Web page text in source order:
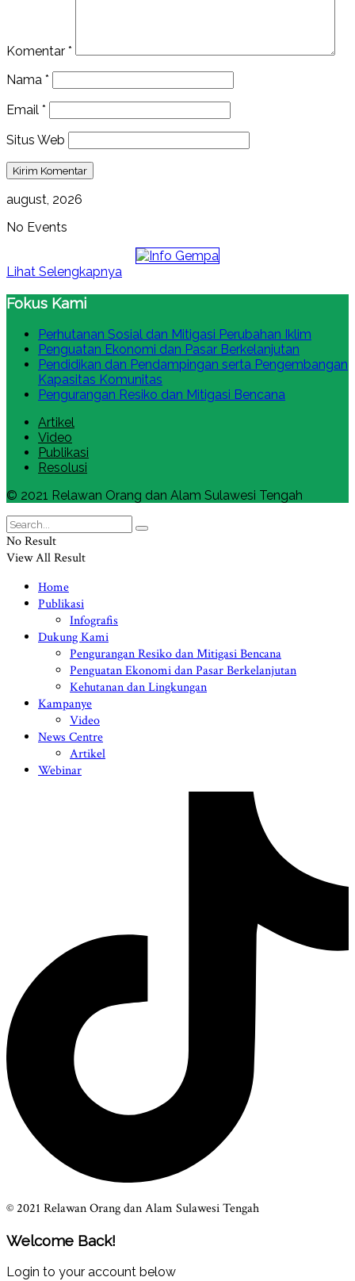
Komentar *
Nama *
Email *
Situs Web
august, 2026
No Events
Lihat Selengkapnya
Fokus Kami
Perhutanan Sosial dan Mitigasi Perubahan Iklim
Penguatan Ekonomi dan Pasar Berkelanjutan
Pendidikan dan Pendampingan serta Pengembangan
Kapasitas Komunitas
Pengurangan Resiko dan Mitigasi Bencana
Artikel
Video
Publikasi
Resolusi
© 2021 Relawan Orang dan Alam Sulawesi Tengah
No Result
View All Result
Home
Publikasi
Infografis
Dukung Kami
Pengurangan Resiko dan Mitigasi Bencana
Penguatan Ekonomi dan Pasar Berkelanjutan
Kehutanan dan Lingkungan
Kampanye
Video
News Centre
Artikel
Webinar
© 2021 Relawan Orang dan Alam Sulawesi Tengah
Welcome Back!
Login to your account below